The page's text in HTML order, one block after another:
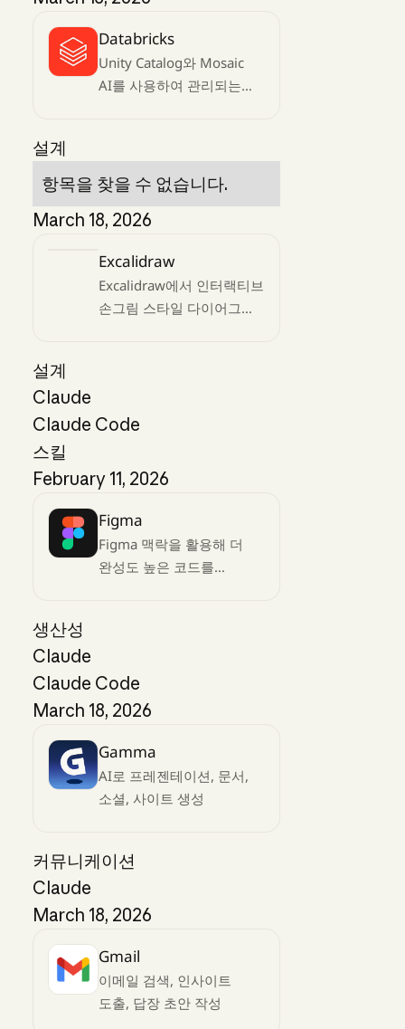
Databricks
Unity Catalog와 Mosaic
AI를 사용하여 관리되는
설계
항목을 찾을 수 없습니다.
March 18, 2026
Excalidraw
Excalidraw에서 인터랙티브
손그림 스타일 다이어그램
설계
Claude
Claude Code
스킬
February 11, 2026
Figma
Figma 맥락을 활용해 더
완성도 높은 코드를
생산성
Claude
Claude Code
March 18, 2026
Gamma
AI로 프레젠테이션, 문서,
소셜, 사이트 생성
커뮤니케이션
Claude
March 18, 2026
Gmail
이메일 검색, 인사이트
도출, 답장 초안 작성